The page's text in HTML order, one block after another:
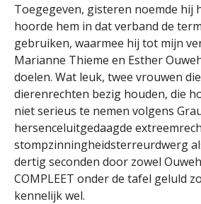
Toegegeven, gisteren noemde hij
hoorde hem in dat verband de
gebruiken, waarmee hij tot mijn
Marianne Thieme en Esther
doelen. Wat leuk, twee vrouwen
dierenrechten bezig houden, die
niet serieus te nemen volgens
hersenceluitgedaagde
stompzinningheidsterreurdwerg
dertig seconden door zowel
COMPLEET onder de tafel geluld
kennelijk wel.